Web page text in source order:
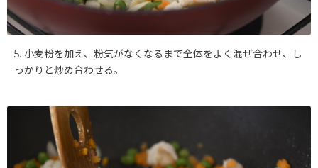
5. 小麦粉を加え、粉気がなくなるまで全体をよく混ぜ合わせ、し
っかりと炒め合わせる。